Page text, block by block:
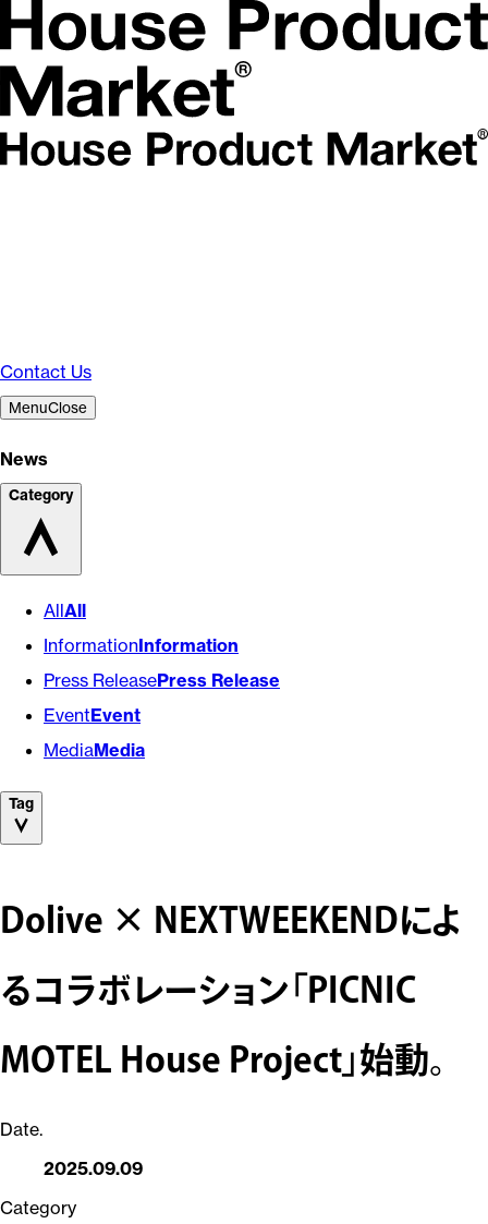
Contact Us
MenuClose
News
Category
AllAll
InformationInformation
Press ReleasePress Release
EventEvent
MediaMedia
Tag
Dolive × NEXTWEEKENDによ
るコラボレーション「PICNIC
MOTEL House Project」始動。
Date.
2025.09.09
Category